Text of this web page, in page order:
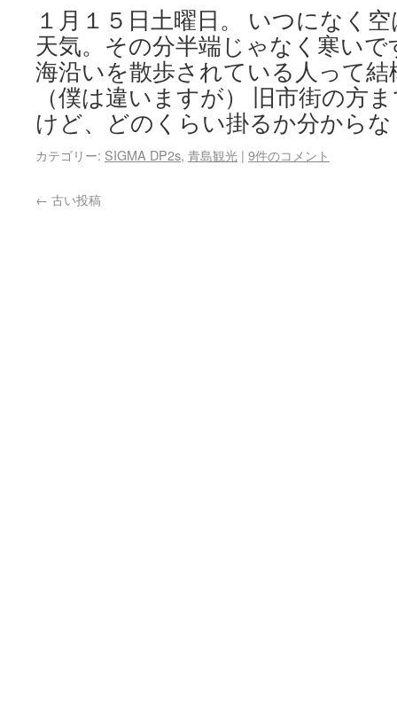
１月１５日土曜日。 いつになく
天気。その分半端じゃなく寒い
海沿いを散歩されている人って
（僕は違いますが） 旧市街の方
けど、どのくらい掛るか分から
カテゴリー: SIGMA DP2s, 青島観光 | 9件のコメント
← 古い投稿